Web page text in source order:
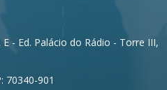
- Ed. Palácio do Rádio - Torre III,
70340-901